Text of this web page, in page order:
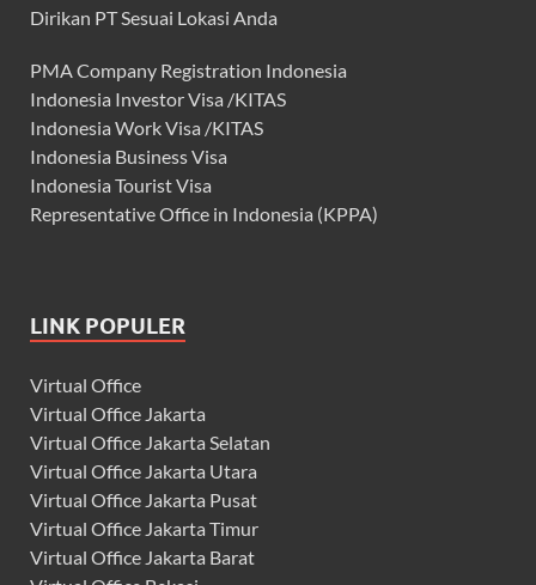
Dirikan PT Sesuai Lokasi Anda
PMA Company Registration Indonesia
Indonesia Investor Visa /KITAS
Indonesia Work Visa /KITAS
Indonesia Business Visa
Indonesia Tourist Visa
Representative Office in Indonesia (KPPA)
LINK POPULER
Virtual Office
Virtual Office Jakarta
Virtual Office Jakarta Selatan
Virtual Office Jakarta Utara
Virtual Office Jakarta Pusat
Virtual Office Jakarta Timur
Virtual Office Jakarta Barat